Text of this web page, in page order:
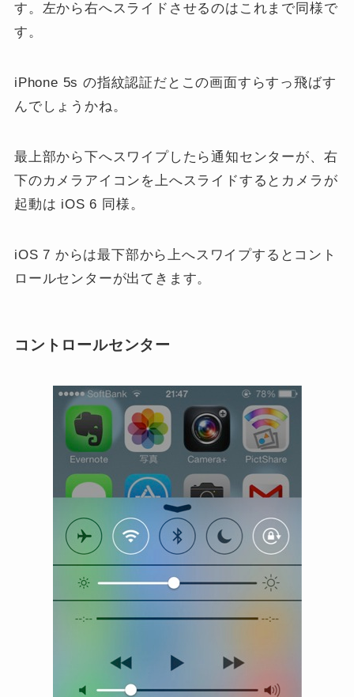
す。左から右へスライドさせるのはこれまで同様で
す。
iPhone 5s の指紋認証だとこの画面すらすっ飛ばす
んでしょうかね。
最上部から下へスワイプしたら通知センターが、右
下のカメラアイコンを上へスライドするとカメラが
起動は iOS 6 同様。
iOS 7 からは最下部から上へスワイプするとコント
ロールセンターが出てきます。
コントロールセンター